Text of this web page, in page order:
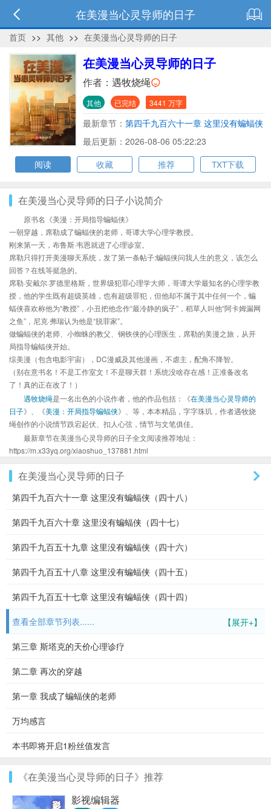
在美漫当心灵导师的日子
首页 >> 其他 >> 在美漫当心灵导师的日子
在美漫当心灵导师的日子
作者： 遇牧烧绳
其他 已完结 3441 万字
最新章节： 第四千九百六十一章 这里没有蝙蝠侠
（四十八）
最后更新：2026-08-06 05:22:23
阅读
收藏 推荐 TXT下载
在美漫当心灵导师的日子小说简介
原书名《美漫：开局指导蝙蝠侠》
一朝穿越，席勒成了蝙蝠侠的老师，哥谭大学心理学教授。
刚来第一天，布鲁斯·韦恩就进了心理诊室。
席勒只得打开美漫聊天系统，发了第一条帖子:蝙蝠侠问我人生的意义，该怎么
回答？在线等挺急的。
席勒·安戴尔·罗德里格斯，世界级犯罪心理学大师，哥谭大学最知名的心理学教
授，他的学生既有超级英雄，也有超级罪犯，但他却不属于其中任何一个，蝙
蝠侠喜欢称他为“教授”，小丑把他念作“最冷静的疯子”，稻草人叫他“阿卡姆漏网
之鱼”，尼克·弗瑞认为他是“脱罪家”。
做蝙蝠侠的老师、小蜘蛛的教父、钢铁侠的心理医生，席勒的美漫之旅，从开
局指导蝙蝠侠开始。
综美漫（包含电影宇宙），DC漫威及其他漫画，不虐主，配角不降智。
（别在意书名！不是工作室文！不是聊天群！系统没啥存在感！正准备改名
了！真的正在改了！）
遇牧烧绳是一名出色的小说作者，他的作品包括：《在美漫当心灵导师的
日子》、《美漫：开局指导蝙蝠侠》、等，本本精品，字字珠玑，作者遇牧烧
绳创作的小说情节跌宕起伏、扣人心弦，情节与文笔俱佳。
最新章节在美漫当心灵导师的日子全文阅读推荐地址：
https://m.x33yq.org/xiaoshuo_137881.html
在美漫当心灵导师的日子
第四千九百六十一章 这里没有蝙蝠侠（四十八）
第四千九百六十章 这里没有蝙蝠侠（四十七）
第四千九百五十九章 这里没有蝙蝠侠（四十六）
第四千九百五十八章 这里没有蝙蝠侠（四十五）
第四千九百五十七章 这里没有蝙蝠侠（四十四）
【展开+】
查看全部章节列表......
第三章 斯塔克的天价心理诊疗
第二章 再次的穿越
第一章 我成了蝙蝠侠的老师
万均感言
本书即将开启1粉丝值发言
《在美漫当心灵导师的日子》推荐
影视编辑器